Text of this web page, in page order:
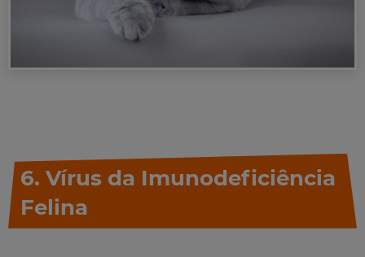
6. Vírus da Imunodeficiência
Felina